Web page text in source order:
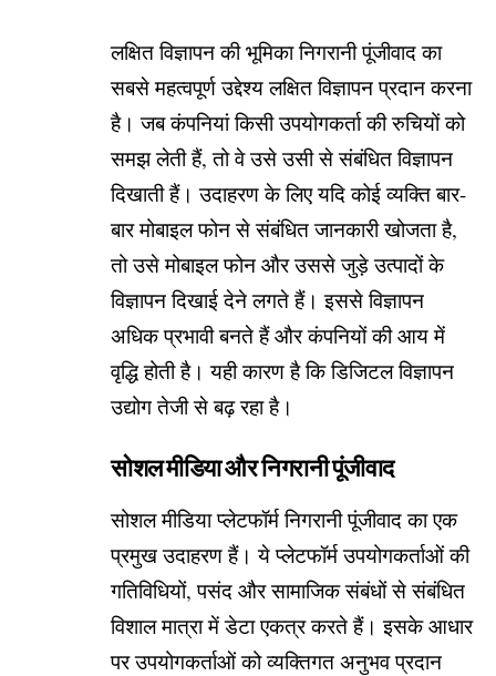
लक्षित विज्ञापन की भूमिका निगरानी पूंजीवाद का
सबसे महत्वपूर्ण उद्देश्य लक्षित विज्ञापन प्रदान करना
है। जब कंपनियां किसी उपयोगकर्ता की रुचियों को
समझ लेती हैं, तो वे उसे उसी से संबंधित विज्ञापन
दिखाती हैं। उदाहरण के लिए यदि कोई व्यक्ति बार-
बार मोबाइल फोन से संबंधित जानकारी खोजता है,
तो उसे मोबाइल फोन और उससे जुड़े उत्पादों के
विज्ञापन दिखाई देने लगते हैं। इससे विज्ञापन
अधिक प्रभावी बनते हैं और कंपनियों की आय में
वृद्धि होती है। यही कारण है कि डिजिटल विज्ञापन
उद्योग तेजी से बढ़ रहा है।
सोशल मीडिया और निगरानी पूंजीवाद
सोशल मीडिया प्लेटफॉर्म निगरानी पूंजीवाद का एक
प्रमुख उदाहरण हैं। ये प्लेटफॉर्म उपयोगकर्ताओं की
गतिविधियों, पसंद और सामाजिक संबंधों से संबंधित
विशाल मात्रा में डेटा एकत्र करते हैं। इसके आधार
पर उपयोगकर्ताओं को व्यक्तिगत अनुभव प्रदान